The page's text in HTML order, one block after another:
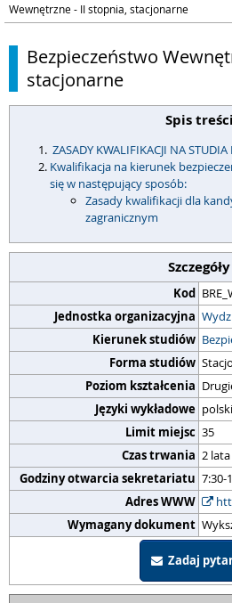
Wewnętrzne - II stopnia, stacjonarne
Bezpieczeństwo
stacjonarne
Spis treści
ZASADY KWALIFIKACJI NA
Kwalifikacja na kierunek
się w następujący sposób:
Zasady kwalifikacji dla
zagranicznym
Szczegóły
Kod
Jednostka organizacyjna
Kierunek studiów
Forma studiów
Poziom kształcenia
Języki wykładowe polski
Limit miejsc 35
Czas trwania 2 lata
Godziny otwarcia sekretariatu 7:30-
Adres WWW
Wymagany dokument
Zadaj